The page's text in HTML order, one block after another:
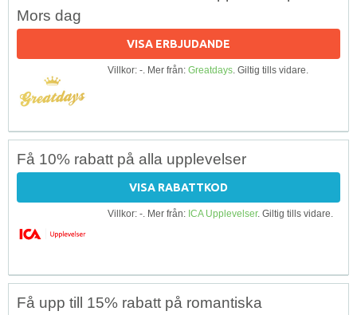
Mors dag
VISA ERBJUDANDE
Villkor: -. Mer från: Greatdays. Giltig tills vidare.
Få 10% rabatt på alla upplevelser
VISA RABATTKOD
Villkor: -. Mer från: ICA Upplevelser. Giltig tills vidare.
Få upp till 15% rabatt på romantiska